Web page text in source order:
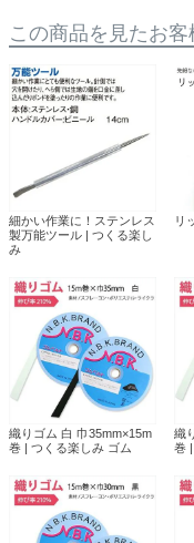
この商品を見たお
細かい作業に！ステンレス
製万能ツール | つくる楽し
み
リ
織りゴム 白 巾35mm×15m
巻 | つくる楽しみ ゴム
織
巻